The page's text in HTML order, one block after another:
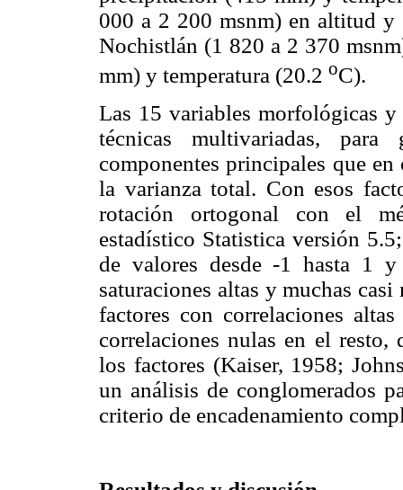
000 a 2 200 msnm) en altitud
Nochistlán (1 820 a 2 370
mm) y temperatura (20.2 oC).
Las 15 variables morfológicas
técnicas multivariadas,
componentes principales que
la varianza total. Con esos
rotación ortogonal con el
estadístico Statistica versión
de valores desde -1 hasta 1
saturaciones altas y muchas
factores con correlaciones
correlaciones nulas en el
los factores (Kaiser, 1958;
un análisis de conglomerados
criterio de encadenamiento